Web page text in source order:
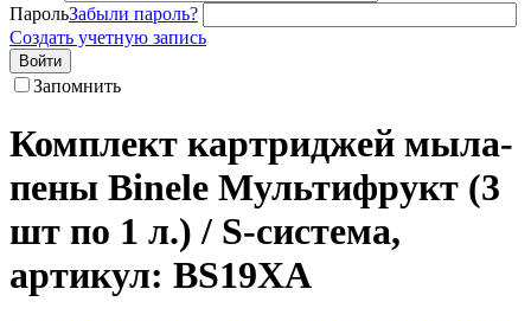
ПарольЗабыли пароль?
Создать учетную запись
Войти
Запомнить
Комплект картриджей мыла-
пены Binele Мультифрукт (3
шт по 1 л.) / S-система,
артикул: BS19XA